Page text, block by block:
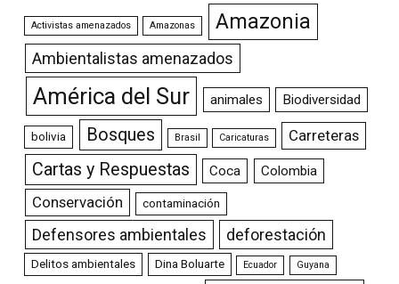
Activistas amenazados Amazonas Amazonia
Ambientalistas amenazados
América del Sur animales Biodiversidad
bolivia Bosques Brasil Caricaturas Carreteras
Cartas y Respuestas Coca Colombia
Conservación contaminación
Defensores ambientales deforestación
Delitos ambientales Dina Boluarte Ecuador Guyana